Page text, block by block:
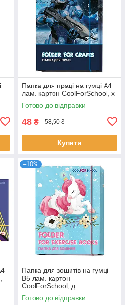
Папка для праці на гумці А4
лам. картон CoolForSchool, х
Готово до відправки
48 ₴ 58,50 ₴
Купити
–10%
Папка для зошитів на гумці
В5 лам. картон
CoolForSchool, д
Готово до відправки